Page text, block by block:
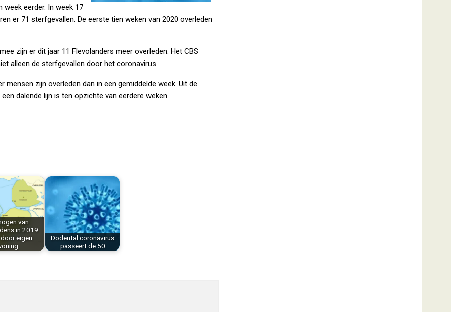
week eerder. In week 17
er 71 sterfgevallen. De eerste tien weken van 2020 overleden
zijn er dit jaar 11 Flevolanders meer overleden. Het CBS
alleen de sterfgevallen door het coronavirus.
zijn overleden dan in een gemiddelde week. Uit de
dalende lijn is ten opzichte van eerdere weken.
van
in 2019
eigen
Dodental coronavirus
passeert de 50